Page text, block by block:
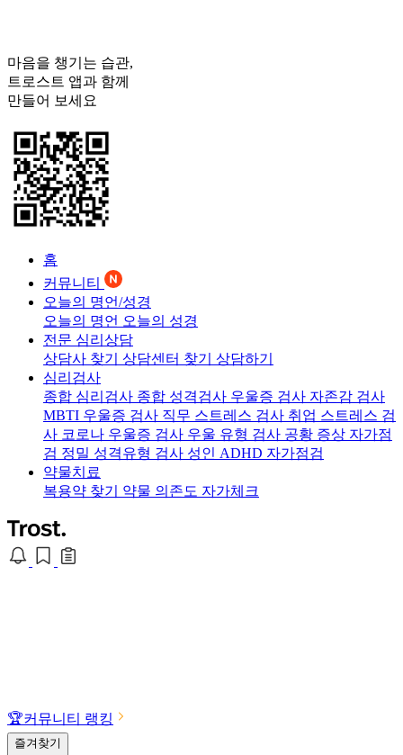
마음을 챙기는 습관,
트로스트 앱과 함께
만들어 보세요
홈
커뮤니티
오늘의 명언/성경
오늘의 명언 오늘의 성경
전문 심리상담
상담사 찾기 상담센터 찾기 상담하기
심리검사
종합 심리검사 종합 성격검사 우울증 검사 자존감 검사
MBTI 우울증 검사 직무 스트레스 검사 취업 스트레스 검
사 코로나 우울증 검사 우울 유형 검사 공황 증상 자가점
검 정밀 성격유형 검사 성인 ADHD 자가점검
약물치료
복용약 찾기 약물 의존도 자가체크
🏆커뮤니티 랭킹
즐겨찾기